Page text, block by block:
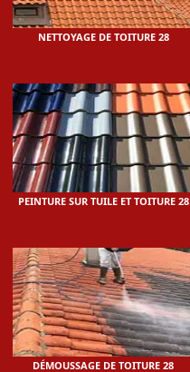
NETTOYAGE DE TOITURE 28
PEINTURE SUR TUILE ET TOITURE 28
DÉMOUSSAGE DE TOITURE 28